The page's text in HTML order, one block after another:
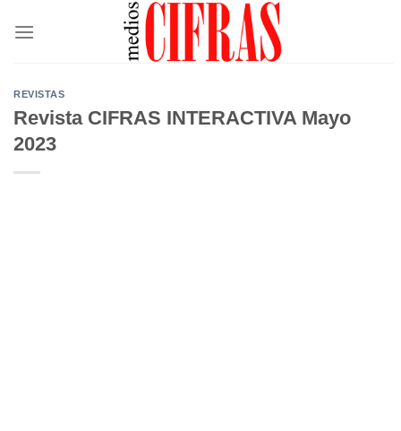
REVISTAS
Revista CIFRAS INTERACTIVA Mayo
2023